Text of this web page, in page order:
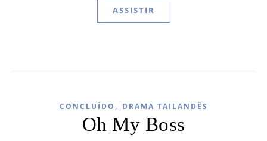
ASSISTIR
CONCLUÍDO , DRAMA TAILANDÊS
Oh My Boss